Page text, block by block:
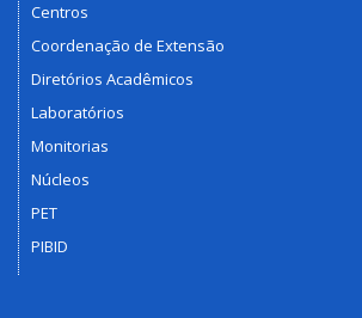
Centros
Coordenação de Extensão
Diretórios Acadêmicos
Laboratórios
Monitorias
Núcleos
PET
PIBID